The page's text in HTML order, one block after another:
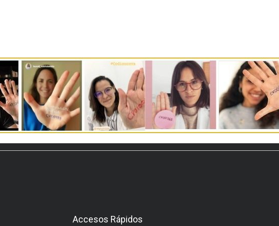
Accesos Rápidos